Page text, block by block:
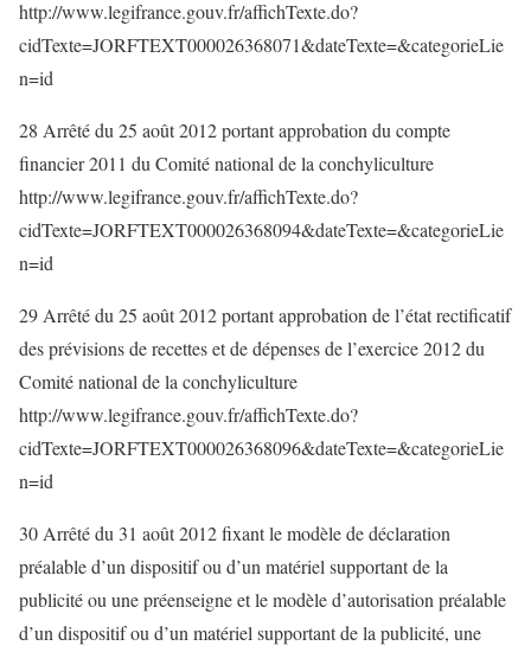
http://www.legifrance.gouv.fr/affichTexte.do?
cidTexte=JORFTEXT000026368071&dateTexte=&categorieLie
n=id
28 Arrêté du 25 août 2012 portant approbation du compte
financier 2011 du Comité national de la conchyliculture
http://www.legifrance.gouv.fr/affichTexte.do?
cidTexte=JORFTEXT000026368094&dateTexte=&categorieLie
n=id
29 Arrêté du 25 août 2012 portant approbation de l’état rectificatif
des prévisions de recettes et de dépenses de l’exercice 2012 du
Comité national de la conchyliculture
http://www.legifrance.gouv.fr/affichTexte.do?
cidTexte=JORFTEXT000026368096&dateTexte=&categorieLie
n=id
30 Arrêté du 31 août 2012 fixant le modèle de déclaration
préalable d’un dispositif ou d’un matériel supportant de la
publicité ou une préenseigne et le modèle d’autorisation préalable
d’un dispositif ou d’un matériel supportant de la publicité, une